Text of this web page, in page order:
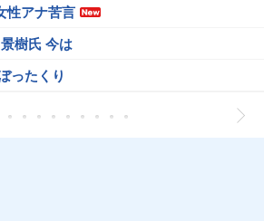
性アナ苦言
樹氏 今は
ったくり